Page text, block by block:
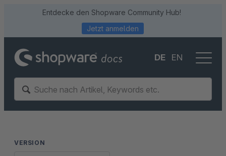
Entdecke den Shopware Community Hub!
Jetzt anmelden
DE EN
VERSION